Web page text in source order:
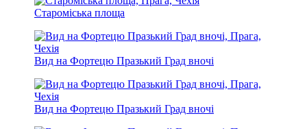
Староміська площа
Вид на Фортецю Празький Град вночі
Вид на Фортецю Празький Град вночі